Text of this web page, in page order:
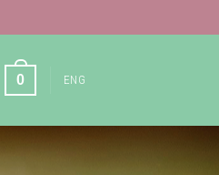
0 ENG